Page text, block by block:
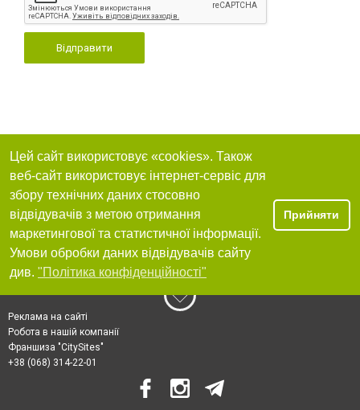
Відправити
Цей сайт використовує «cookies». Також
веб-сайт використовує інтернет-сервіс для
збору технічних даних стосовно
відвідувачів з метою отримання
маркетингової та статистичної інформації.
Умови обробки даних відвідувачів сайту
див. "Політика конфіденційності"
Прийняти
Реклама на сайті
Робота в нашій компанії
Франшиза "CitySites"
+38 (068) 314-22-01